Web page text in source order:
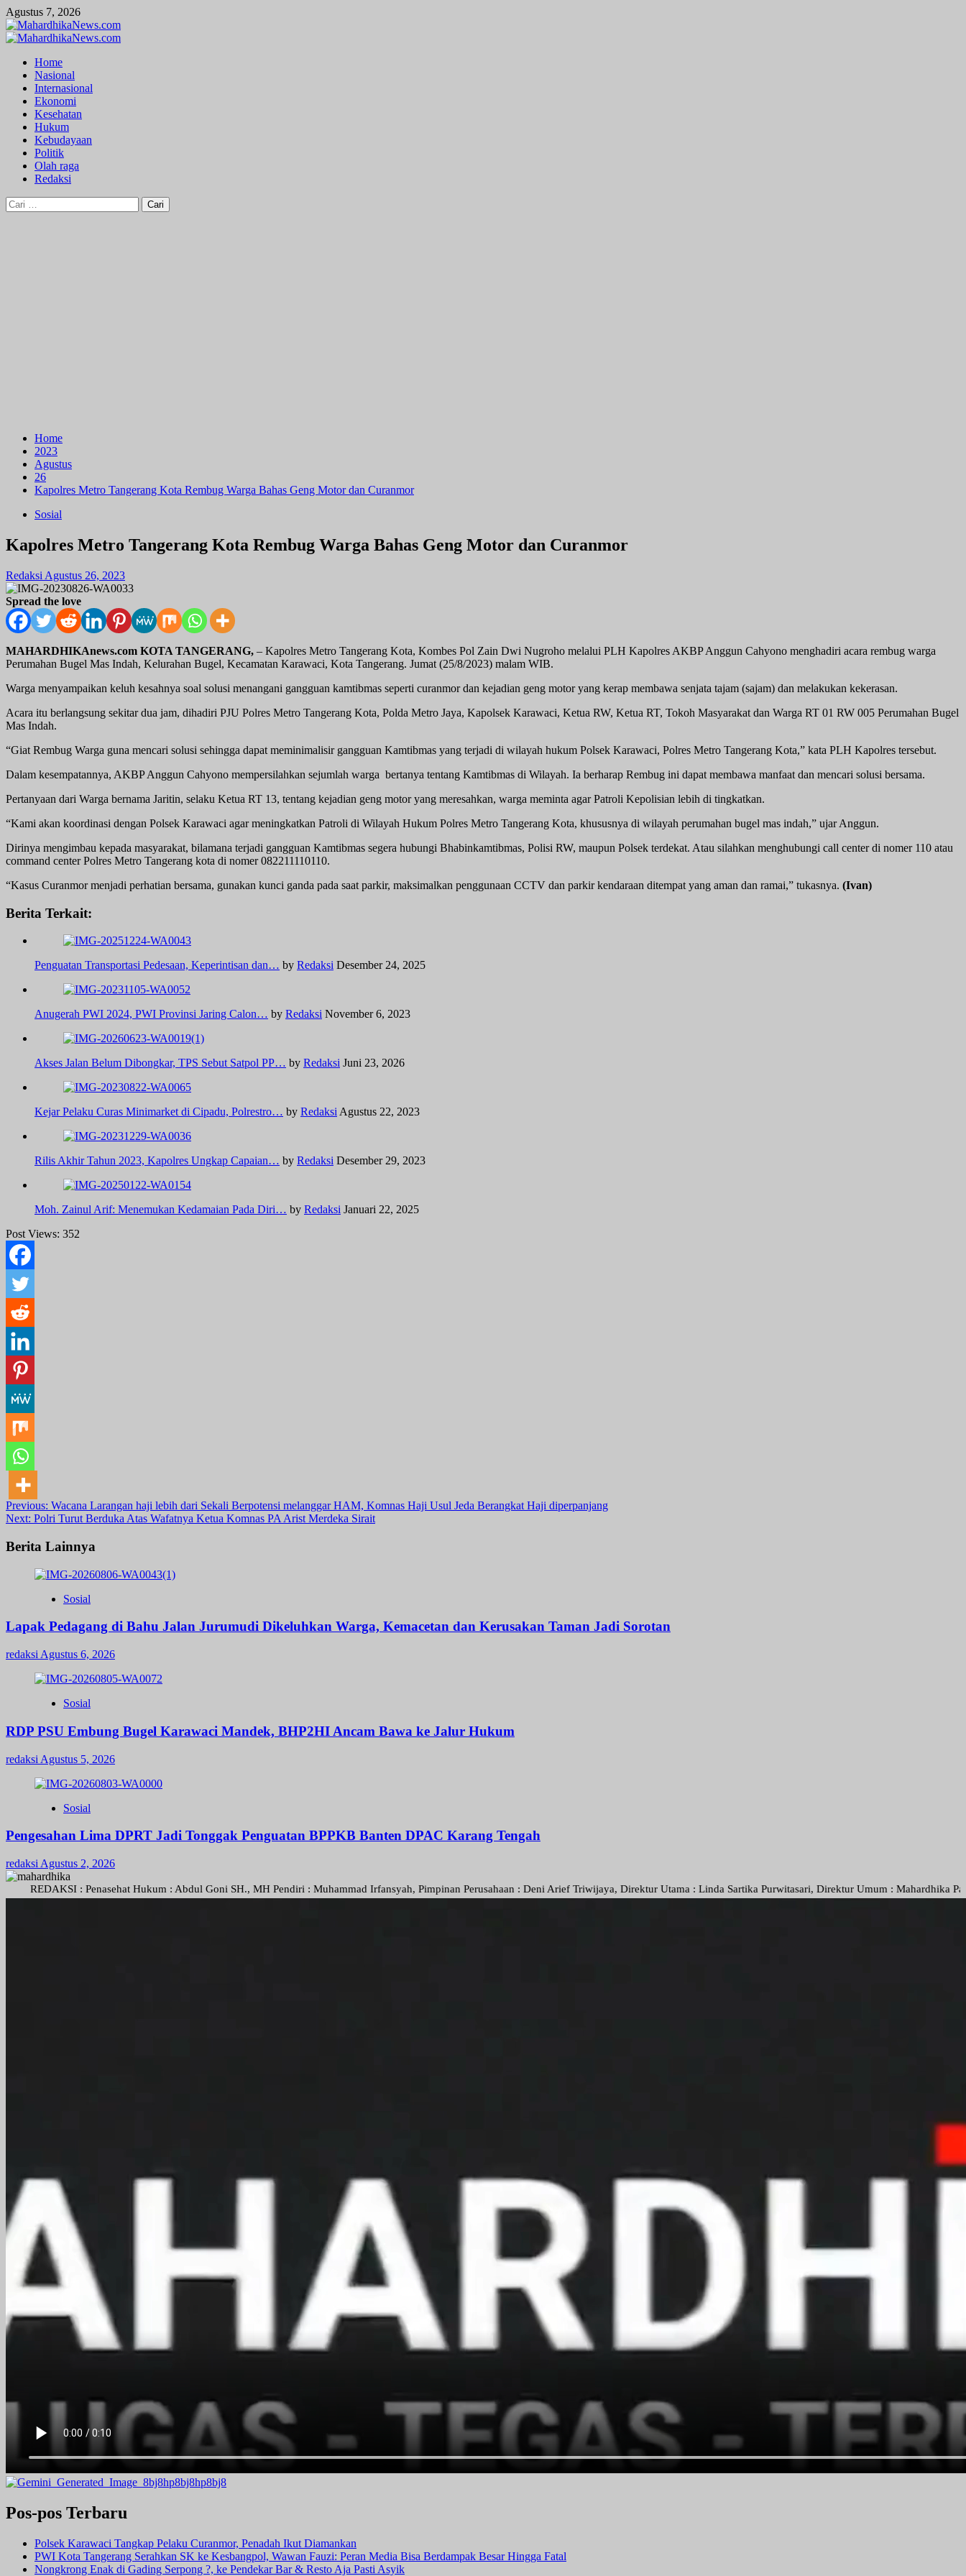
Skip
to
content
Agustus 7, 2026
Primary
Home
Nasional
Internasional
Ekonomi
Kesehatan
Hukum
Kebudayaan
Politik
Olah raga
Redaksi
Cari
untuk:
Home
2023
Agustus
26
Kapolres Metro Tangerang Kota Rembug Warga Bahas Geng Motor dan Curanmor
Sosial
Kapolres Metro Tangerang Kota Rembug Warga Bahas Geng Motor dan Curanmor
Redaksi Agustus 26, 2023
Spread the love
MAHARDHIKAnews.com KOTA TANGERANG, – Kapolres Metro Tangerang Kota, Kombes Pol Zain Dwi Nugroho melalui PLH Kapolres AKBP Anggun Cahyono menghadiri acara rembug warga
Perumahan Bugel Mas Indah, Kelurahan Bugel, Kecamatan Karawaci, Kota Tangerang. Jumat (25/8/2023) malam WIB.
Warga menyampaikan keluh kesahnya soal solusi menangani gangguan kamtibmas seperti curanmor dan kejadian geng motor yang kerap membawa senjata tajam (sajam) dan melakukan kekerasan.
Acara itu berlangsung sekitar dua jam, dihadiri PJU Polres Metro Tangerang Kota, Polda Metro Jaya, Kapolsek Karawaci, Ketua RW, Ketua RT, Tokoh Masyarakat dan Warga RT 01 RW 005 Perumahan Bugel
Mas Indah.
“Giat Rembug Warga guna mencari solusi sehingga dapat meminimalisir gangguan Kamtibmas yang terjadi di wilayah hukum Polsek Karawaci, Polres Metro Tangerang Kota,” kata PLH Kapolres tersebut.
Dalam kesempatannya, AKBP Anggun Cahyono mempersilahkan sejumlah warga bertanya tentang Kamtibmas di Wilayah. Ia berharap Rembug ini dapat membawa manfaat dan mencari solusi bersama.
Pertanyaan dari Warga bernama Jaritin, selaku Ketua RT 13, tentang kejadian geng motor yang meresahkan, warga meminta agar Patroli Kepolisian lebih di tingkatkan.
“Kami akan koordinasi dengan Polsek Karawaci agar meningkatkan Patroli di Wilayah Hukum Polres Metro Tangerang Kota, khususnya di wilayah perumahan bugel mas indah,” ujar Anggun.
Dirinya mengimbau kepada masyarakat, bilamana terjadi gangguan Kamtibmas segera hubungi Bhabinkamtibmas, Polisi RW, maupun Polsek terdekat. Atau silahkan menghubungi call center di nomer 110 atau
command center Polres Metro Tangerang kota di nomer 082211110110.
“Kasus Curanmor menjadi perhatian bersama, gunakan kunci ganda pada saat parkir, maksimalkan penggunaan CCTV dan parkir kendaraan ditempat yang aman dan ramai,” tukasnya. (Ivan)
Berita Terkait:
Penguatan Transportasi Pedesaan, Keperintisan dan… by Redaksi Desember 24, 2025
Anugerah PWI 2024, PWI Provinsi Jaring Calon… by Redaksi November 6, 2023
Akses Jalan Belum Dibongkar, TPS Sebut Satpol PP… by Redaksi Juni 23, 2026
Kejar Pelaku Curas Minimarket di Cipadu, Polrestro… by Redaksi Agustus 22, 2023
Rilis Akhir Tahun 2023, Kapolres Ungkap Capaian… by Redaksi Desember 29, 2023
Moh. Zainul Arif: Menemukan Kedamaian Pada Diri… by Redaksi Januari 22, 2025
Post Views: 352
Post
navigation
Previous: Wacana Larangan haji lebih dari Sekali Berpotensi melanggar HAM, Komnas Haji Usul Jeda Berangkat Haji diperpanjang
Next: Polri Turut Berduka Atas Wafatnya Ketua Komnas PA Arist Merdeka Sirait
Berita Lainnya
Sosial
Lapak Pedagang di Bahu Jalan Jurumudi Dikeluhkan Warga, Kemacetan dan Kerusakan Taman Jadi Sorotan
redaksi Agustus 6, 2026
Sosial
RDP PSU Embung Bugel Karawaci Mandek, BHP2HI Ancam Bawa ke Jalur Hukum
redaksi Agustus 5, 2026
Sosial
Pengesahan Lima DPRT Jadi Tonggak Penguatan BPPKB Banten DPAC Karang Tengah
redaksi Agustus 2, 2026
: Penasehat Hukum : Abdul Goni SH., MH Pendiri : Muhammad Irfansyah, Pimpinan Perusahaan : Deni Arief Triwijaya, Direktur Utama : Linda Sartika Purwitasari, Direktur Umum : Mahardhika
Pos-pos Terbaru
Polsek Karawaci Tangkap Pelaku Curanmor, Penadah Ikut Diamankan
PWI Kota Tangerang Serahkan SK ke Kesbangpol, Wawan Fauzi: Peran Media Bisa Berdampak Besar Hingga Fatal
Nongkrong Enak di Gading Serpong ?, ke Pendekar Bar & Resto Aja Pasti Asyik